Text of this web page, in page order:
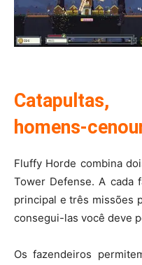
homens-
Fluffy Horde combina
Tower Defense. A cada
principal e três missões
consegui-las você deve
Os fazendeiros